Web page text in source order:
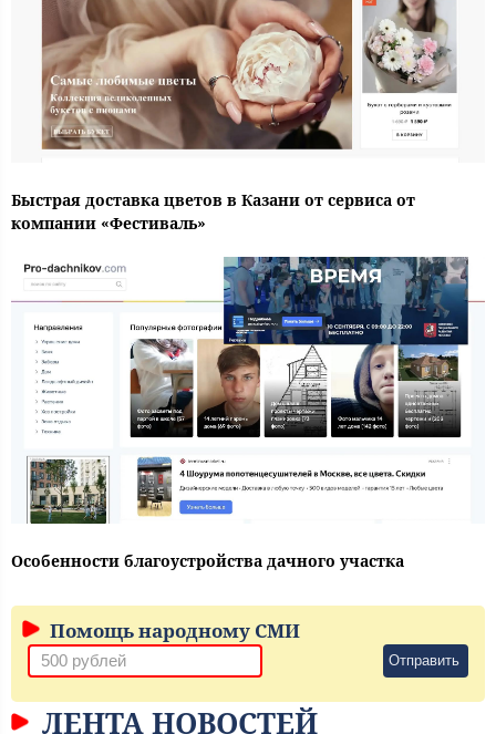
Быстрая доставка цветов в Казани от сервиса от
компании «Фестиваль»
Особенности благоустройства дачного участка
Помощь народному СМИ
Отправить
ЛЕНТА НОВОСТЕЙ